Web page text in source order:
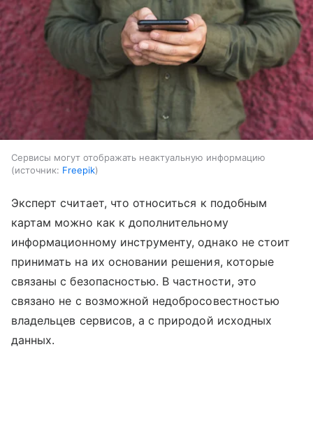
Сервисы могут отображать неактуальную информацию
источник: Freepik
Эксперт считает, что относиться к подобным
картам можно как к дополнительному
информационному инструменту, однако не стоит
принимать на их основании решения, которые
связаны с безопасностью. В частности, это
связано не с возможной недобросовестностью
владельцев сервисов, а с природой исходных
данных.